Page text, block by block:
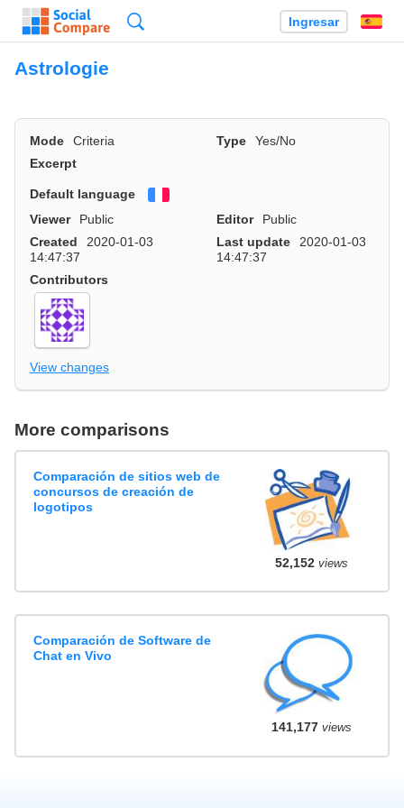
Ingresar
Astrologie
Mode Criteria Type
Yes/No
Excerpt
Default language
Viewer
Public Editor
Public
Created
2020-01-03
14:47:37
Last update
2020-01-03
14:47:37
Contributors
View changes
More comparisons
Comparación de sitios web de
concursos de creación de
logotipos
52,152views
Comparación de Software de
Chat en Vivo
141,177views